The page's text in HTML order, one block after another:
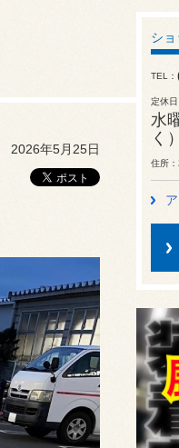
2026年5月25日
シ
TEL
定休日
水
住所